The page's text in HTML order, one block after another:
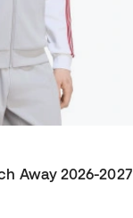
Away 2026-2027